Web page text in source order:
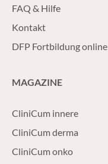
FAQ & Hilfe
Kontakt
DFP Fortbildung online
MAGAZINE
CliniCum innere
CliniCum derma
CliniCum onko